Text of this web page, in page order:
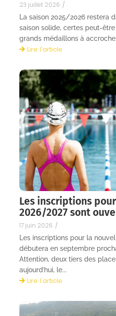
23 juillet 2026 /
La saison 2025/2026 restera
saison solide, certes peut-
grands médaillons à
Lire l'article
Les inscriptions
2026/2027 sont
17 juin 2026 /
Les inscriptions pour la
débutera en septembre
Attention, deux tiers des
aujourd’hui, le...
Lire l'article